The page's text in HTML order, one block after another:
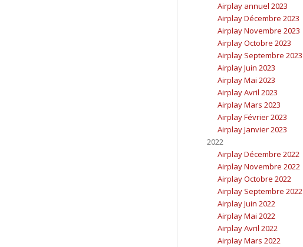
Airplay annuel 2023
Airplay Décembre 2023
Airplay Novembre 2023
Airplay Octobre 2023
Airplay Septembre 2023
Airplay Juin 2023
Airplay Mai 2023
Airplay Avril 2023
Airplay Mars 2023
Airplay Février 2023
Airplay Janvier 2023
2022
Airplay Décembre 2022
Airplay Novembre 2022
Airplay Octobre 2022
Airplay Septembre 2022
Airplay Juin 2022
Airplay Mai 2022
Airplay Avril 2022
Airplay Mars 2022